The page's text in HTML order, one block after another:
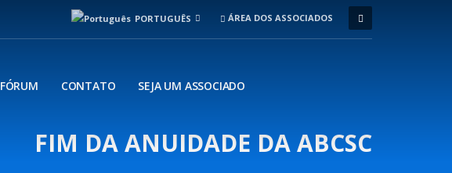
PORTUGUÊS ÁREA DOS ASSOCIADOS
FÓRUM CONTATO SEJA UM ASSOCIADO
FIM DA ANUIDADE DA ABCSC